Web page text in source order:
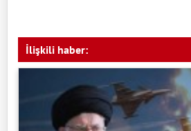
İlişkili haber: